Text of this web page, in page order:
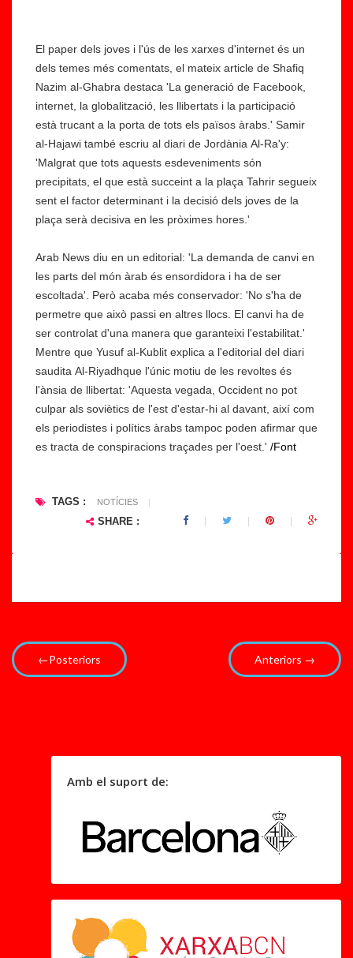
El paper dels joves i l'ús de les xarxes d'internet és un
dels temes més comentats, el mateix article de Shafiq
Nazim al-Ghabra destaca 'La generació de Facebook,
internet, la globalització, les llibertats i la participació
està trucant a la porta de tots els països àrabs.' Samir
al-Hajawi també escriu al diari de Jordània Al-Ra'y:
'Malgrat que tots aquests esdeveniments són
precipitats, el que està succeint a la plaça Tahrir segueix
sent el factor determinant i la decisió dels joves de la
plaça serà decisiva en les pròximes hores.'
Arab News diu en un editorial: 'La demanda de canvi en
les parts del món àrab és ensordidora i ha de ser
escoltada'. Però acaba més conservador: 'No s'ha de
permetre que això passi en altres llocs. El canvi ha de
ser controlat d'una manera que garanteixi l'estabilitat.'
Mentre que Yusuf al-Kublit explica a l'editorial del diari
saudita Al-Riyadhque l'únic motiu de les revoltes és
l'ànsia de llibertat: 'Aquesta vegada, Occident no pot
culpar als soviètics de l'est d'estar-hi al davant, així com
els periodistes i polítics àrabs tampoc poden afirmar que
es tracta de conspiracions traçades per l'oest.' /Font
TAGS : NOTÍCIES |
SHARE :
a
A
m
è
ri
c
Ll
at
in
a
li
d
e
r
a
r
à
..
←Posteriors Anteriors →
Amb el suport de: